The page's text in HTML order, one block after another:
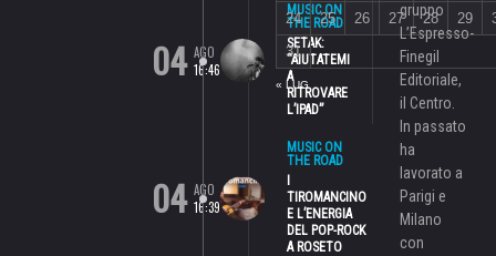
04 AGO
16:46
MUSIC ON
THE ROAD
SETAK:
“AIUTATEMI
A
RITROVARE
L’IPAD”
04 AGO
16:39
MUSIC ON
THE ROAD
TIROMANCINO
E L’ENERGIA
DEL POP-ROCK
A ROSETO
« LUG
24
25 26 27 28 29
31
gruppo
L’Espresso-
Finegil
Editoriale,
il Centro.
In passato
ha
lavorato a
Parigi e
Milano
con